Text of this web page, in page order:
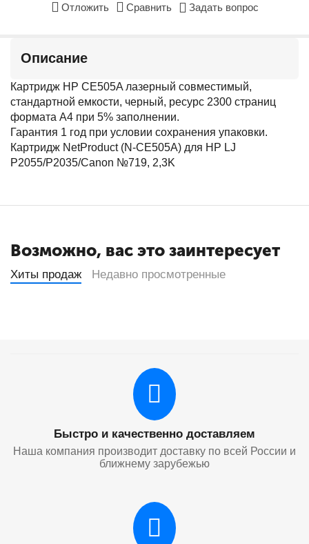
Отложить Сравнить Задать вопрос
Описание
Картридж HP CE505A лазерный совместимый,
стандартной емкости, черный, ресурс 2300 страниц
формата А4 при 5% заполнении.
Гарантия 1 год при условии сохранения упаковки.
Картридж NetProduct (N-CE505A) для HP LJ
P2055/P2035/Canon №719, 2,3K
Возможно, вас это заинтересует
Хиты продаж Недавно просмотренные
Быстро и качественно доставляем
Наша компания производит доставку по всей России и
ближнему зарубежью